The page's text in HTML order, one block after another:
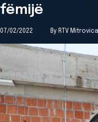
fëmijë
07/02/2022 By RTV Mitrovica